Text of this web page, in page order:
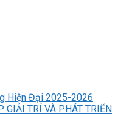
Hiện Đại 2025-2026
GIẢI TRÍ VÀ PHÁT TRIỂN